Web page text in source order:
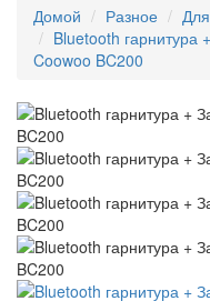
Домой Разное
Bluetooth гарнитура
Coowoo BC200